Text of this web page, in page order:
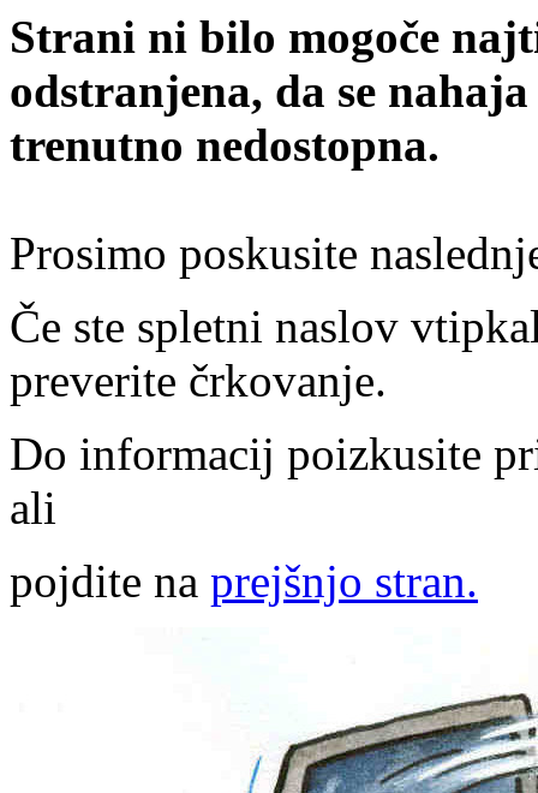
Strani ni bilo mogoče
odstranjena, da se
trenutno nedostopna.
Prosimo poskusite
Če ste spletni naslov
preverite črkovanje.
Do informacij poizkusite
ali
pojdite na prejšnjo stran.